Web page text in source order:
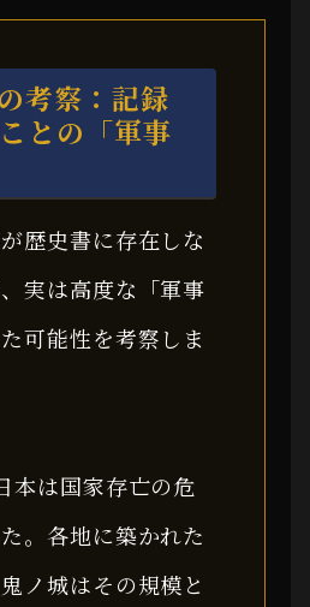
考察：記録
との「軍事
歴史書に存在しな
実は高度な「軍事
可能性を考察しま
本は国家存亡の危
。各地に築かれた
ノ城はその規模と